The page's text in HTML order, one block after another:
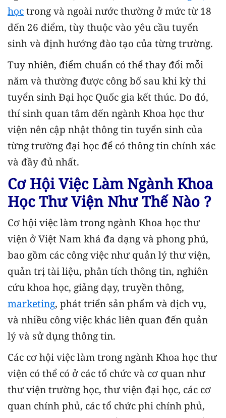
học trong và ngoài nước thường ở mức từ 18
đến 26 điểm, tùy thuộc vào yêu cầu tuyển
sinh và định hướng đào tạo của từng trường.
Tuy nhiên, điểm chuẩn có thể thay đổi mỗi
năm và thường được công bố sau khi kỳ thi
tuyển sinh Đại học Quốc gia kết thúc. Do đó,
thí sinh quan tâm đến ngành Khoa học thư
viện nên cập nhật thông tin tuyển sinh của
từng trường đại học để có thông tin chính xác
và đầy đủ nhất.
Cơ Hội Việc Làm Ngành Khoa
Học Thư Viện Như Thế Nào ?
Cơ hội việc làm trong ngành Khoa học thư
viện ở Việt Nam khá đa dạng và phong phú,
bao gồm các công việc như quản lý thư viện,
quản trị tài liệu, phân tích thông tin, nghiên
cứu khoa học, giảng dạy, truyền thông,
marketing, phát triển sản phẩm và dịch vụ,
và nhiều công việc khác liên quan đến quản
lý và sử dụng thông tin.
Các cơ hội việc làm trong ngành Khoa học thư
viện có thể có ở các tổ chức và cơ quan như
thư viện trường học, thư viện đại học, các cơ
quan chính phủ, các tổ chức phi chính phủ,